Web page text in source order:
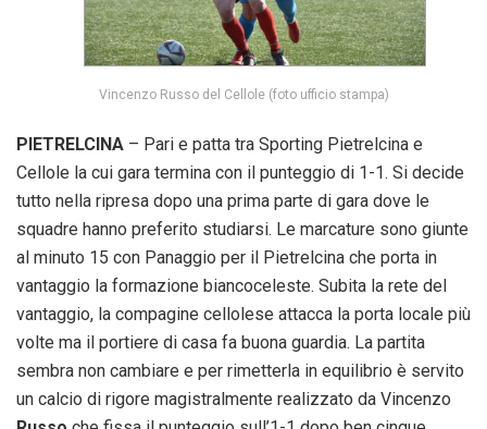
Vincenzo Russo del Cellole (foto ufficio stampa)
PIETRELCINA – Pari e patta tra Sporting Pietrelcina e
Cellole la cui gara termina con il punteggio di 1-1. Si decide
tutto nella ripresa dopo una prima parte di gara dove le
squadre hanno preferito studiarsi. Le marcature sono giunte
al minuto 15 con Panaggio per il Pietrelcina che porta in
vantaggio la formazione biancoceleste. Subita la rete del
vantaggio, la compagine cellolese attacca la porta locale più
volte ma il portiere di casa fa buona guardia. La partita
sembra non cambiare e per rimetterla in equilibrio è servito
un calcio di rigore magistralmente realizzato da Vincenzo